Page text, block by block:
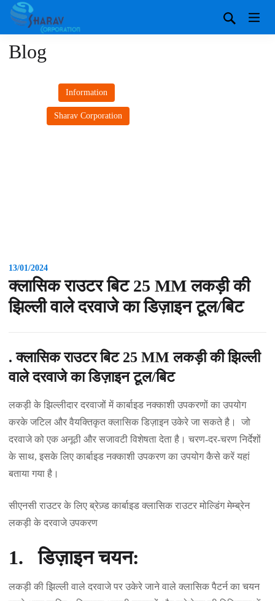
Blog
Information
Sharav Corporation
13/01/2024
क्लासिक राउटर बिट 25 MM लकड़ी की
झिल्ली वाले दरवाजे का डिज़ाइन टूल/बिट
. क्लासिक राउटर बिट 25 MM लकड़ी की झिल्ली
वाले दरवाजे का डिज़ाइन टूल/बिट
लकड़ी के झिल्लीदार दरवाजों में कार्बाइड नक्काशी उपकरणों का उपयोग
करके जटिल और वैयक्तिकृत क्लासिक डिज़ाइन उकेरे जा सकते है। जो
दरवाजे को एक अनूठी और सजावटी विशेषता देता है। चरण-दर-चरण निर्देशों
के साथ, इसके लिए कार्बाइड नक्काशी उपकरण का उपयोग कैसे करें यहां
बताया गया है।
सीएनसी राउटर के लिए ब्रेज़्ड कार्बाइड क्लासिक राउटर मोल्डिंग मेम्ब्रेन
लकड़ी के दरवाजे उपकरण
1. डिज़ाइन चयन:
लकड़ी की झिल्ली वाले दरवाजे पर उकेरे जाने वाले क्लासिक पैटर्न का चयन